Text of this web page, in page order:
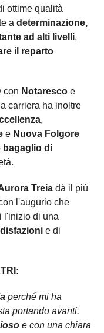
ottime qualità
a determinazione,
ad alti livelli,
il reparto
con Notaresco e
carriera ha inoltre
,
e Nuova Folgore
bagaglio di
Treia dà il più
l'augurio che
l'inizio di una
e di
perché mi ha
portando avanti.
e con una chiara